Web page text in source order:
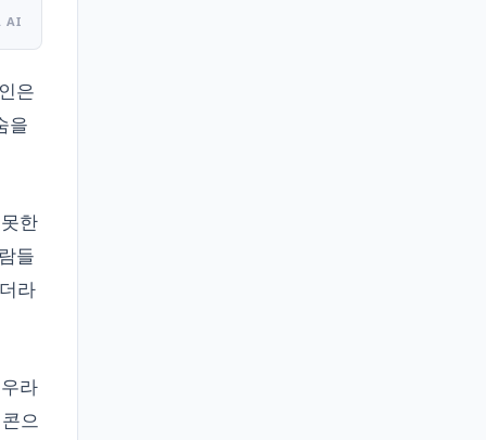
AI
은
을
한
들
라
라
으